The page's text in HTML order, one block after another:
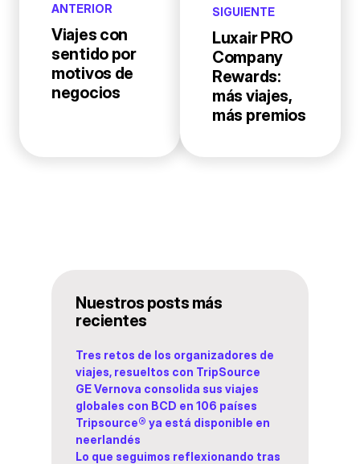
ANTERIOR
Viajes con
sentido por
motivos de
negocios
SIGUIENTE
Luxair PRO
Company
Rewards:
más viajes,
más premios
Nuestros posts más
recientes
Tres retos de los organizadores de
viajes, resueltos con TripSource
GE Vernova consolida sus viajes
globales con BCD en 106 países
Tripsource® ya está disponible en
neerlandés
Lo que seguimos reflexionando tras